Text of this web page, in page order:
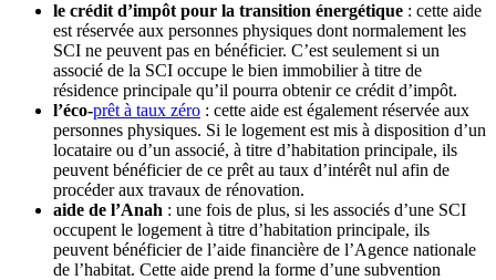
le crédit d’impôt pour la transition énergétique : cette aide
est réservée aux personnes physiques dont normalement les
SCI ne peuvent pas en bénéficier. C’est seulement si un
associé de la SCI occupe le bien immobilier à titre de
résidence principale qu’il pourra obtenir ce crédit d’impôt.
l’éco-prêt à taux zéro : cette aide est également réservée aux
personnes physiques. Si le logement est mis à disposition d’un
locataire ou d’un associé, à titre d’habitation principale, ils
peuvent bénéficier de ce prêt au taux d’intérêt nul afin de
procéder aux travaux de rénovation.
aide de l’Anah : une fois de plus, si les associés d’une SCI
occupent le logement à titre d’habitation principale, ils
peuvent bénéficier de l’aide financière de l’Agence nationale
de l’habitat. Cette aide prend la forme d’une subvention